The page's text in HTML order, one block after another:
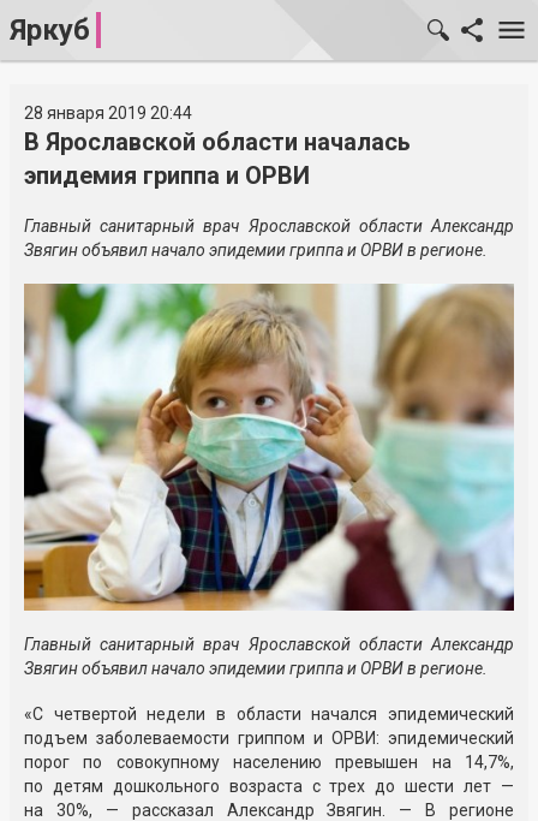
Яркуб
28 января 2019 20:44
В Ярославской области началась
эпидемия гриппа и ОРВИ
Главный санитарный врач Ярославской области Александр
Звягин объявил начало эпидемии гриппа и ОРВИ в регионе.
Главный санитарный врач Ярославской области Александр
Звягин объявил начало эпидемии гриппа и ОРВИ в регионе.
«С четвертой недели в области начался эпидемический
подъем заболеваемости гриппом и ОРВИ: эпидемический
порог по совокупному населению превышен на 14,7%,
по детям дошкольного возраста с трех до шести лет —
на 30%, — рассказал Александр Звягин. — В регионе